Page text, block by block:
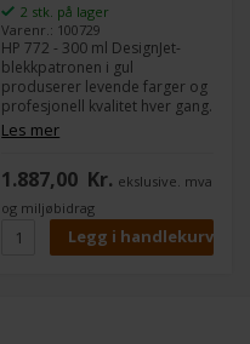
2 stk. på lager
Varenr.: 100729
HP 772 - 300 ml DesignJet-
blekkpatronen i gul
produserer levende farger og
profesjonell kvalitet hver gang.
Originale HP-produkter er
designet sammen med
problemfri utskrift. -
Kompatibel med: DesignJet
HD Pro MFP, SD Pro MFP,
Z5200 PostScript, Z5400
PostScript ePrinter
Les mer
1.887,00 Kr. ekslusive. mva
og miljøbidrag